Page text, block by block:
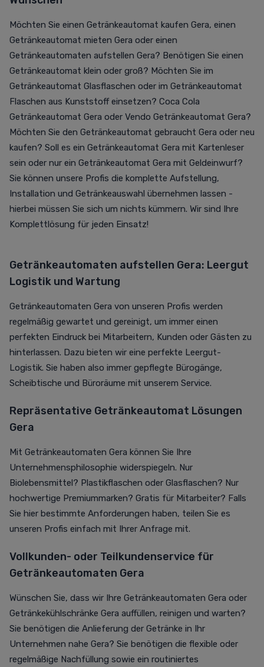
Möchten Sie einen Getränkeautomat kaufen Gera, einen
Getränkeautomat mieten Gera oder einen
Getränkeautomaten aufstellen Gera? Benötigen Sie einen
Getränkeautomat klein oder groß? Möchten Sie im
Getränkeautomat Glasflaschen oder im Getränkeautomat
Flaschen aus Kunststoff einsetzen? Coca Cola
Getränkeautomat Gera oder Vendo Getränkeautomat Gera?
Möchten Sie den Getränkeautomat gebraucht Gera oder neu
kaufen? Soll es ein Getränkeautomat Gera mit Kartenleser
sein oder nur ein Getränkeautomat Gera mit Geldeinwurf?
Sie können unsere Profis die komplette Aufstellung,
Installation und Getränkeauswahl übernehmen lassen -
hierbei müssen Sie sich um nichts kümmern. Wir sind Ihre
Komplettlösung für jeden Einsatz!
Getränkeautomaten aufstellen Gera: Leergut
Logistik und Wartung
Getränkeautomaten Gera von unseren Profis werden
regelmäßig gewartet und gereinigt, um immer einen
perfekten Eindruck bei Mitarbeitern, Kunden oder Gästen zu
hinterlassen. Dazu bieten wir eine perfekte Leergut-
Logistik. Sie haben also immer gepflegte Bürogänge,
Scheibtische und Büroräume mit unserem Service.
Repräsentative Getränkeautomat Lösungen
Gera
Mit Getränkeautomaten Gera können Sie Ihre
Unternehmensphilosophie widerspiegeln. Nur
Biolebensmittel? Plastikflaschen oder Glasflaschen? Nur
hochwertige Premiummarken? Gratis für Mitarbeiter? Falls
Sie hier bestimmte Anforderungen haben, teilen Sie es
unseren Profis einfach mit Ihrer Anfrage mit.
Vollkunden- oder Teilkundenservice für
Getränkeautomaten Gera
Wünschen Sie, dass wir Ihre Getränkeautomaten Gera oder
Getränkekühlschränke Gera auffüllen, reinigen und warten?
Sie benötigen die Anlieferung der Getränke in Ihr
Unternehmen nahe Gera? Sie benötigen die flexible oder
regelmäßige Nachfüllung sowie ein routiniertes